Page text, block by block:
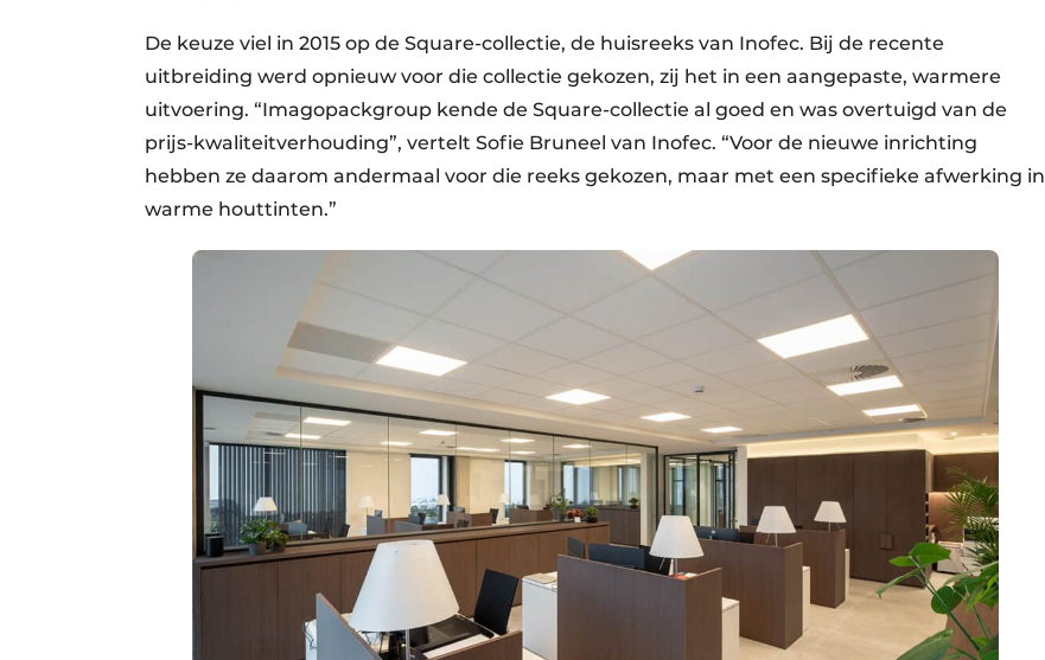
De keuze viel in 2015 op de Square-collectie, de huisreeks van Inofec. Bij de recente
uitbreiding werd opnieuw voor die collectie gekozen, zij het in een aangepaste, warmere
uitvoering. “Imagopackgroup kende de Square-collectie al goed en was overtuigd van de
prijs-kwaliteitverhouding”, vertelt Sofie Bruneel van Inofec. “Voor de nieuwe inrichting
hebben ze daarom andermaal voor die reeks gekozen, maar met een specifieke afwerking in
warme houttinten.”